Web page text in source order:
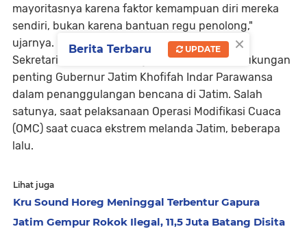
mayoritasnya karena faktor kemampuan diri mereka
sendiri, bukan karena bantuan regu penolong,"
ujarnya.
Sekretaris
juga menyampaikan dukungan
penting Gubernur Jatim Khofifah Indar Parawansa
dalam penanggulangan bencana di Jatim. Salah
satunya, saat pelaksanaan Operasi Modifikasi Cuaca
(OMC) saat cuaca ekstrem melanda Jatim, beberapa
lalu.
Lihat juga
Kru Sound Horeg Meninggal Terbentur Gapura
Jatim Gempur Rokok Ilegal, 11,5 Juta Batang Disita
×
Berita Terbaru UPDATE